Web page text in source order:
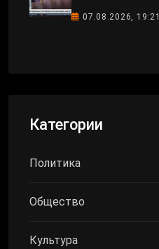
07.08.2026, 19:21
Категории
Политика
Общество
Культура